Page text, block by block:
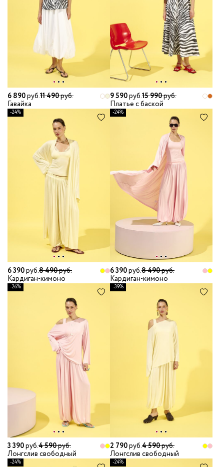
6 890руб.11 490руб.
Гавайка
9 590руб.15 990руб.
Платье с баской
-24%
6 390руб.8 490руб.
Кардиган-кимоно
-24%
6 390руб.8 490руб.
Кардиган-кимоно
-26%
3 390руб.4 590руб.
Лонгслив свободный
-39%
2 790руб.4 590руб.
Лонгслив свободный
-24% -24%